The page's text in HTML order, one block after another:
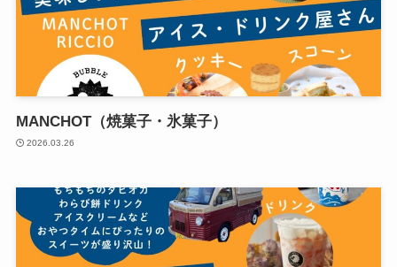
MANCHOT（焼菓子・氷菓子）
2026.03.26